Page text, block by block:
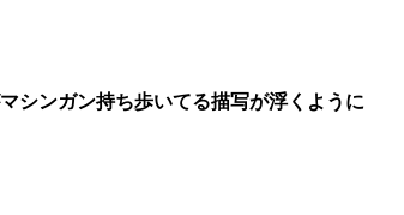
シンガン持ち歩いてる描写が浮くように